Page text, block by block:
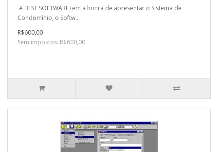
A BEST SOFTWARE tem a honra de apresentar o Sistema de
Condomínio, o Softw..
R$600,00
Sem impostos: R$600,00